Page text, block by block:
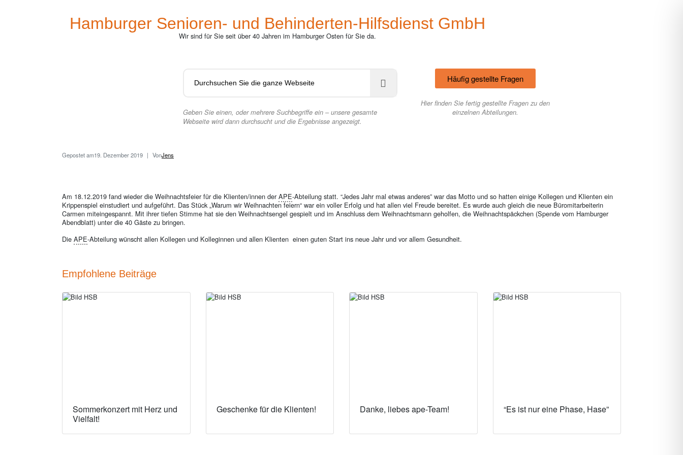
Hamburger Senioren- und Behinderten-Hilfsdienst GmbH
Wir sind für Sie seit über 40 Jahren im Hamburger Osten für Sie da.
Geben Sie einen, oder mehrere Suchbegriffe ein – unsere gesamte
Webseite wird dann durchsucht und die Ergebnisse angezeigt.
Häufig gestellte Fragen
Hier finden Sie fertig gestellte Fragen zu den
einzelnen Abteilungen.
Gepostet am19. Dezember 2019 VonJens
Am 18.12.2019 fand wieder die Weihnachtsfeier für die Klienten/innen derAPE-Abteilung statt. “Jedes Jahr mal etwas anderes” war das Motto und so hatten einige Kollegen und Klienten ein
Krippenspiel einstudiert und aufgeführt. Das Stück „Warum wir Weihnachten feiern“ war ein voller Erfolg und hat allen viel Freude bereitet. Es wurde auch gleich die neue Büromitarbeiterin
Carmen miteingespannt. Mit ihrer tiefen Stimme hat sie den Weihnachtsengel gespielt und im Anschluss dem Weihnachtsmann geholfen, die Weihnachtspäckchen (Spende vom Hamburger
Abendblatt) unter die 40 Gäste zu bringen.
Die APE-Abteilung wünscht allen Kollegen und Kolleginnen und allen Klienten einen guten Start ins neue Jahr und vor allem Gesundheit.
Empfohlene Beiträge
Sommerkonzert mit Herz und
Vielfalt!
Geschenke für die Klienten! Danke, liebes ape-Team! “Es ist nur eine Phase, Hase”